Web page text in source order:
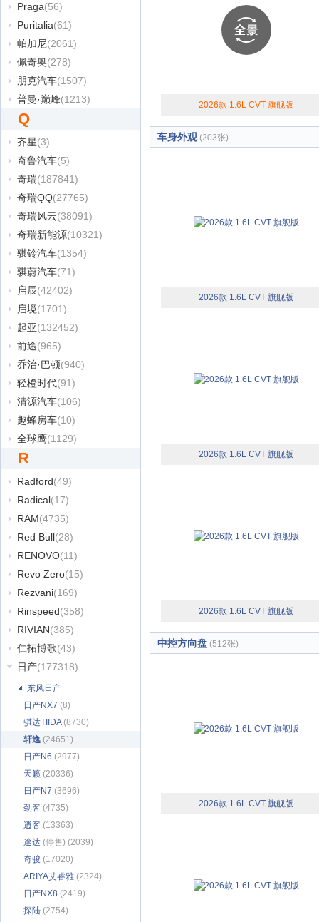
Praga(56)
Puritalia(61)
帕加尼(2061)
佩奇奥(278)
朋克汽车(1507)
普曼·巅峰(1213)
Q
齐星(3)
奇鲁汽车(5)
奇瑞(187841)
奇瑞QQ(27765)
奇瑞风云(38091)
奇瑞新能源(10321)
骐铃汽车(1354)
骐蔚汽车(71)
启辰(42402)
启境(1701)
起亚(132452)
前途(965)
乔治·巴顿(940)
轻橙时代(91)
清源汽车(106)
趣蜂房车(10)
全球鹰(1129)
R
Radford(49)
Radical(17)
RAM(4735)
Red Bull(28)
RENOVO(11)
Revo Zero(15)
Rezvani(169)
Rinspeed(358)
RIVIAN(385)
仁拓博歌(43)
日产(177318)
东风日产
日产NX7 (8)
骐达TIIDA(8730)
轩逸 (24651)
日产N6 (2977)
天籁 (20336)
日产N7 (3696)
劲客 (4735)
逍客 (13363)
途达 (停售) (2039)
奇骏 (17020)
ARIYA艾睿雅 (2324)
日产NX8 (2419)
探陆 (2754)
2026款 1.6L CVT 旗舰版
车身外观(203张)
2026款 1.6L CVT 旗舰版
2026款 1.6L CVT 旗舰版
2026款 1.6L CVT 旗舰版
中控方向盘 (512张)
2026款 1.6L CVT 旗舰版